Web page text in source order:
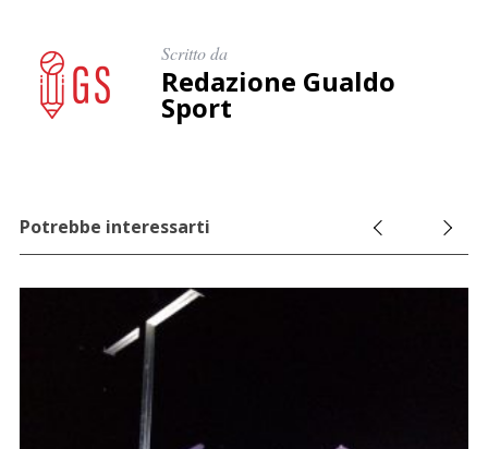
Scritto da
Redazione Gualdo
Sport
Potrebbe interessarti